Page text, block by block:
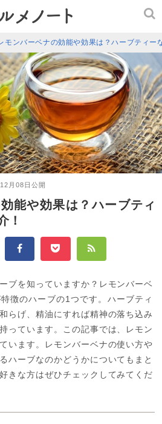
モンバーベナの効能や効果は？ハーブティー
月08日公開
能や効果は？ハーブティ
！
ブを知っていますか？レモンバーベ
徴のハーブの1つです。ハーブティ
らげ、精油にすれば精神の落ち込み
っています。この記事では、レモン
います。レモンバーベナの使い方や
ハーブなのかどうかについてもまと
きな方はぜひチェックしてみてくだ